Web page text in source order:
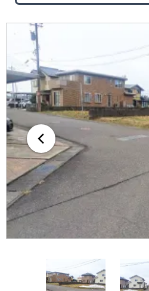
売りたい サポー
無料査
お役立ち
情報
資産活
会社案内 特長・
メールでお問合せ 無料
プライバシーポリシー